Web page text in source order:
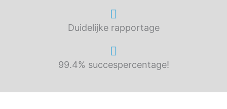
Duidelijke rapportage
99.4% succespercentage!